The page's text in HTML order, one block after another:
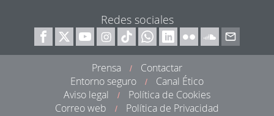
Redes sociales
Prensa /
Contactar
Entorno seguro
/
Canal Ético
Aviso legal
/
Política de Cookies
Correo web
/ Política de Privacidad